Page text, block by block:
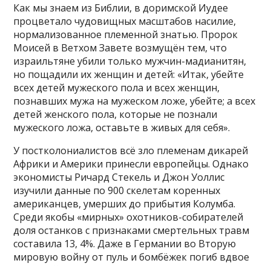
Как мы знаем из Библии, в доримской Иудее
процветало чудовищных масштабов насилие,
нормализованное племенной знатью. Пророк
Моисей в Ветхом Завете возмущён тем, что
израильтяне убили только мужчин-мадианитян,
но пощадили их женщин и детей: «Итак, убейте
всех детей мужеского пола и всех женщин,
познавших мужа на мужеском ложе, убейте; а всех
детей женского пола, которые не познали
мужеского ложа, оставьте в живых для себя».
У постколониалистов всё зло племенам дикарей
Африки и Америки принесли европейцы. Однако
экономисты Ричард Стекель и Джон Уоллис
изучили данные по 900 скелетам коренных
американцев, умерших до прибытия Колумба.
Среди якобы «мирных» охотников-собирателей
доля останков с признаками смертельных травм
составила 13, 4%. Даже в Германии во Вторую
мировую войну от пуль и бомбёжек погиб вдвое